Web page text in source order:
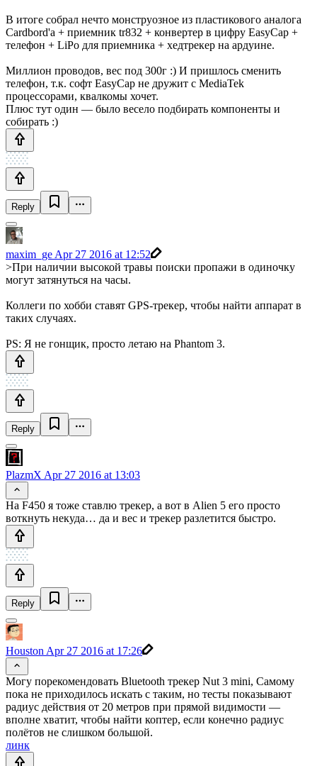
В итоге собрал нечто монструозное из пластикового аналога
Cardbord'a + приемник tr832 + конвертер в цифру EasyCap +
телефон + LiPo для приемника + хедтрекер на ардуине.
Миллион проводов, вес под 300г :) И пришлось сменить
телефон, т.к. софт EasyCap не дружит с MediaTek
процессорами, квалкомы хочет.
Плюс тут один — было весело подбирать компоненты и
собирать :)
Reply
maxim_ge Apr 27 2016 at 12:52
>При наличии высокой травы поиски пропажи в одиночку
могут затянуться на часы.
Коллеги по хобби ставят GPS-трекер, чтобы найти аппарат в
таких случаях.
PS: Я не гонщик, просто летаю на Phantom 3.
Reply
PlazmX Apr 27 2016 at 13:03
На F450 я тоже ставлю трекер, а вот в Alien 5 его просто
воткнуть некуда… да и вес и трекер разлетится быстро.
Reply
Houston Apr 27 2016 at 17:26
Могу порекомендовать Bluetooth трекер Nut 3 mini, Самому
пока не приходилось искать с таким, но тесты показывают
радиус действия от 20 метров при прямой видимости —
вполне хватит, чтобы найти коптер, если конечно радиус
полётов не слишком большой.
линк